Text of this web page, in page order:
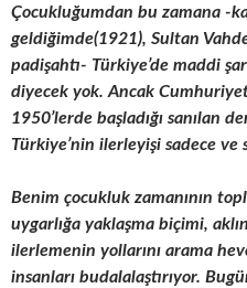
Çocukluğumdan bu zamana -
geldiğimde(1921), Sultan
padişahtı- Türkiye’de maddi
diyecek yok. Ancak
1950’lerde başladığı sanılan
Türkiye’nin ilerleyişi sadece ve
Benim çocukluk zamanının
uygarlığa yaklaşma biçimi,
ilerlemenin yollarını arama
insanları budalalaştırıyor.